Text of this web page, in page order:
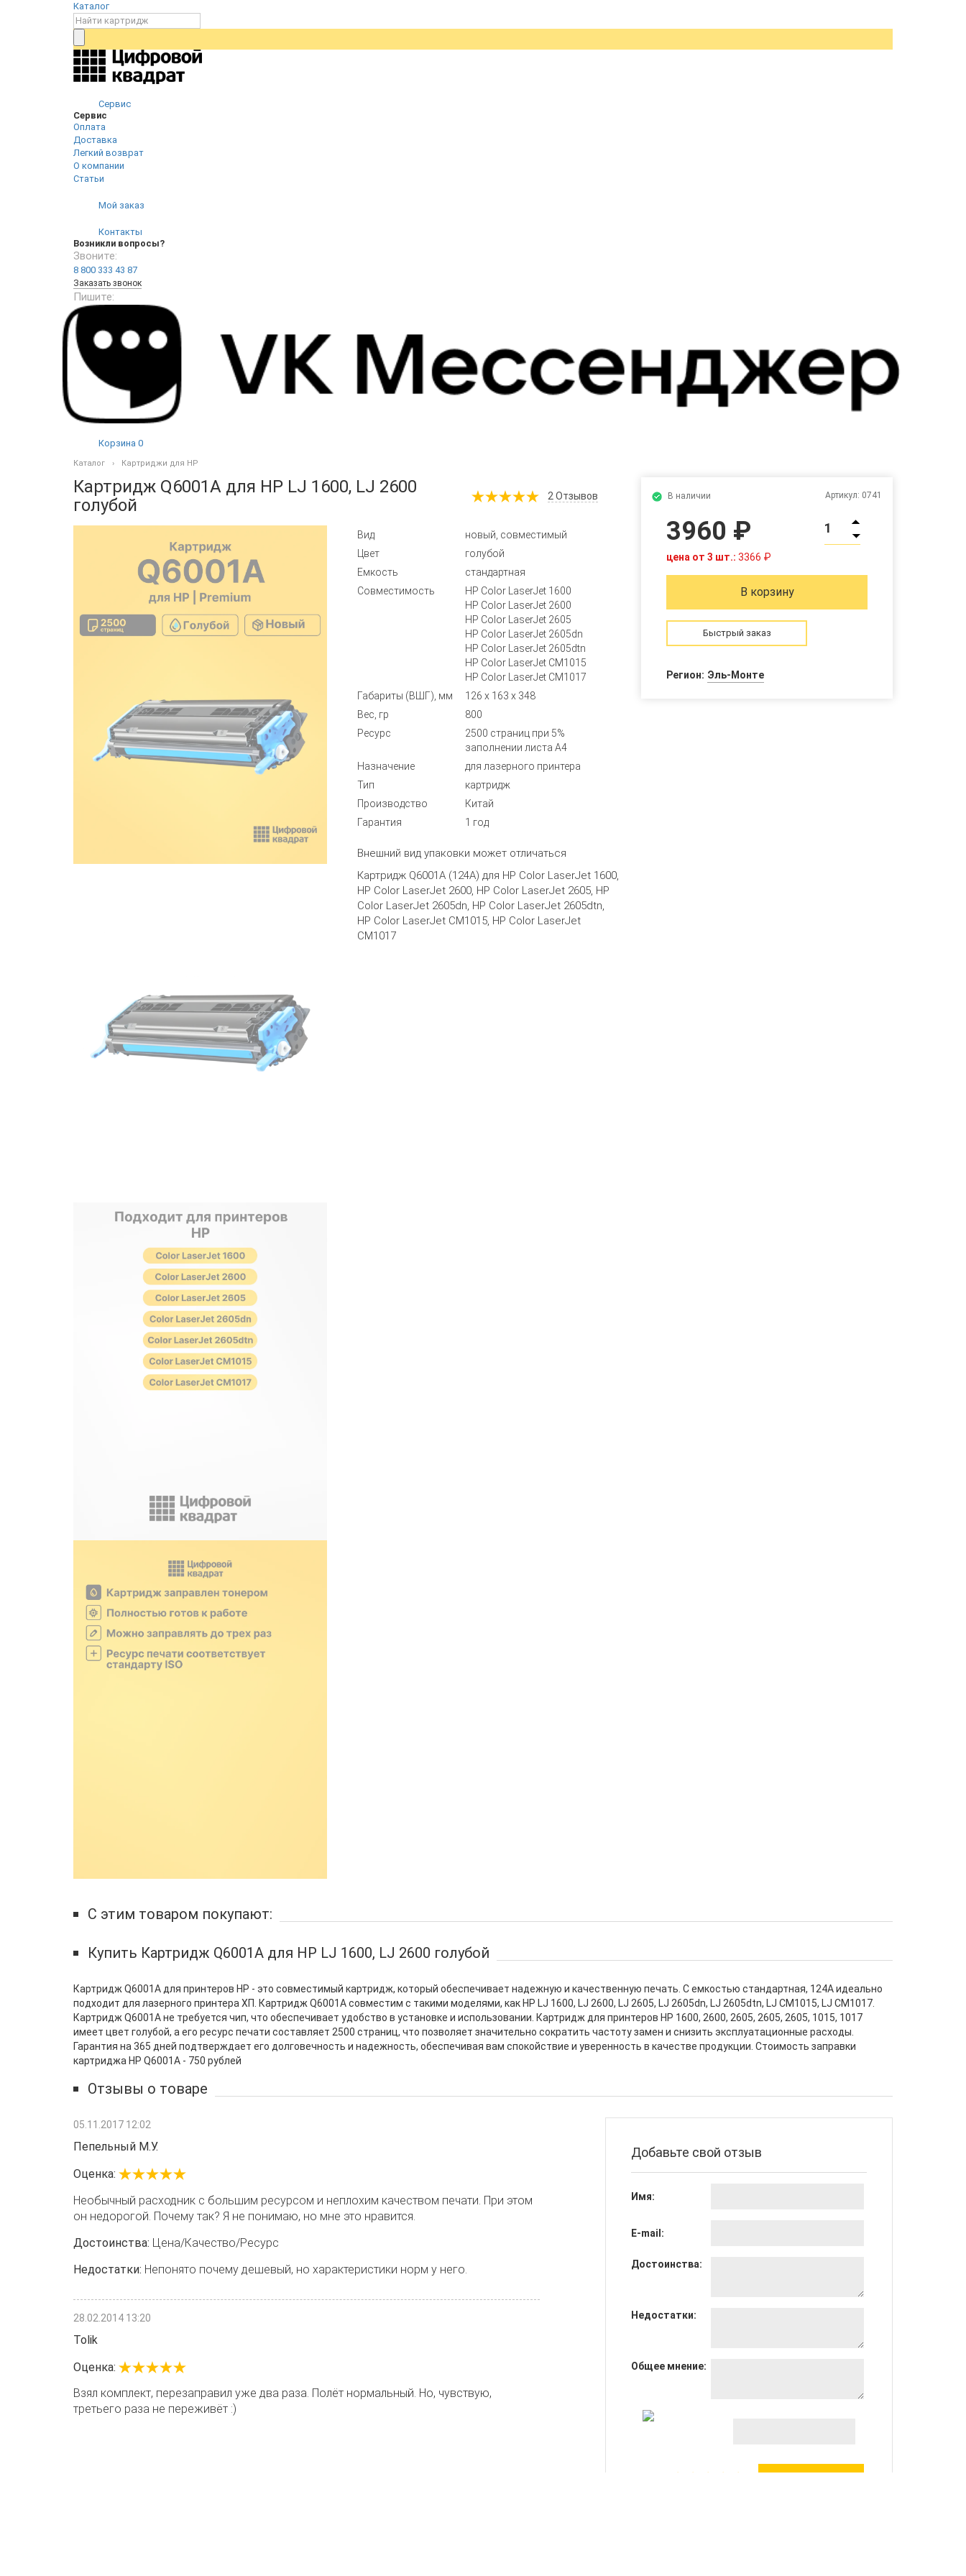
Каталог
Сервис
Сервис
Оплата
Доставка
Легкий возврат
О компании
Статьи
Мой заказ
Контакты
Возникли вопросы?
Звоните:
8 800 333 43 87
Заказать звонок
Пишите:
Корзина 0
Каталог Картриджи для HP
Картридж Q6001A для HP LJ 1600, LJ 2600
голубой
2Отзывов
Вид
новый, совместимый
Цвет
голубой
Емкость
стандартная
Совместимость
HP Color LaserJet 1600
HP Color LaserJet 2600
HP Color LaserJet 2605
HP Color LaserJet 2605dn
HP Color LaserJet 2605dtn
HP Color LaserJet CM1015
HP Color LaserJet CM1017
Габариты (ВШГ), мм
126 x 163 x 348
Вес, гр
800
Ресурс
2500 страниц при 5%
заполнении листа А4
Назначение
для лазерного принтера
Тип
картридж
Производство
Китай
Гарантия
1 год
Внешний вид упаковки может отличаться
Картридж Q6001A (124A) для HP Color LaserJet 1600,
HP Color LaserJet 2600, HP Color LaserJet 2605, HP
Color LaserJet 2605dn, HP Color LaserJet 2605dtn,
HP Color LaserJet CM1015, HP Color LaserJet
CM1017
В наличии Артикул: 0741
3960 ₽
цена от 3 шт.: 3366 ₽
1
В корзину
Быстрый заказ
Регион: Эль-Монте
С этим товаром покупают:
Купить Картридж Q6001A для HP LJ 1600, LJ 2600 голубой
Картридж Q6001A для принтеров HP - это совместимый картридж, который обеспечивает надежную и качественную печать. С емкостью стандартная, 124A идеально
подходит для лазерного принтера ХП. Картридж Q6001A совместим с такими моделями, как HP LJ 1600, LJ 2600, LJ 2605, LJ 2605dn, LJ 2605dtn, LJ CM1015, LJ CM1017.
Картридж Q6001A не требуется чип, что обеспечивает удобство в установке и использовании. Картридж для принтеров HP 1600, 2600, 2605, 2605, 2605, 1015, 1017
имеет цвет голубой, а его ресурс печати составляет 2500 страниц, что позволяет значительно сократить частоту замен и снизить эксплуатационные расходы.
Гарантия на 365 дней подтверждает его долговечность и надежность, обеспечивая вам спокойствие и уверенность в качестве продукции. Стоимость заправки
картриджа HP Q6001A - 750 рублей
Отзывы о товаре
05.11.2017 12:02
Пепельный М.У.
Оценка:
Необычный расходник с большим ресурсом и неплохим качеством печати. При этом
он недорогой. Почему так? Я не понимаю, но мне это нравится.
Достоинства: Цена/Качество/Ресурс
Недостатки: Непонято почему дешевый, но характеристики норм у него.
28.02.2014 13:20
Tolik
Оценка:
Взял комплект, перезаправил уже два раза. Полёт нормальный. Но, чувствую,
третьего раза не переживёт :)
Добавьте свой отзыв
Имя:
E-mail:
Достоинства:
Недостатки:
Общее мнение: